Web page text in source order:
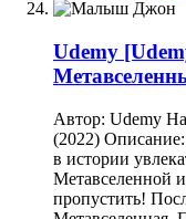
Udemy
Автор: Udemy
(2022)
в истории
Метавселенной
пропустить!